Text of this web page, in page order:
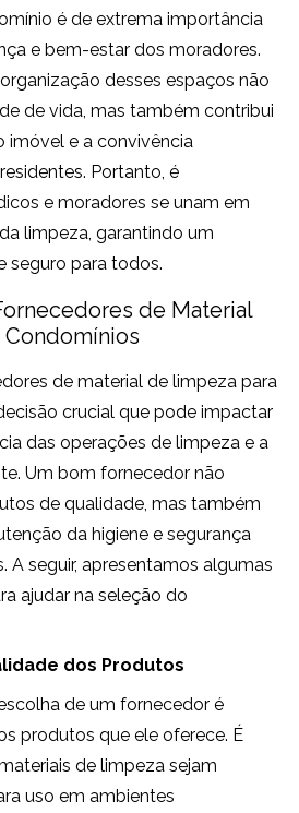
é de extrema importância
e bem-estar dos moradores.
desses espaços não
de vida, mas também contribui
imóvel e a convivência
Portanto, é
e moradores se unam em
limpeza, garantindo um
seguro para todos.
de Material
de material de limpeza para
crucial que pode impactar
das operações de limpeza e a
Um bom fornecedor não
de qualidade, mas também
da higiene e segurança
A seguir, apresentamos algumas
ajudar na seleção do
dos Produtos
de um fornecedor é
produtos que ele oferece. É
de limpeza sejam
uso em ambientes